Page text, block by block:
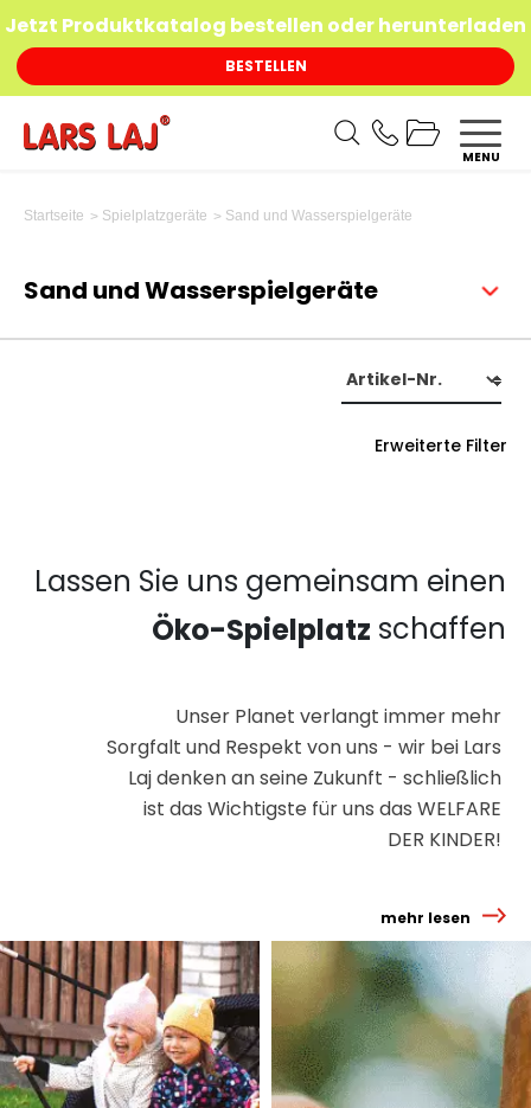
Jetzt Produktkatalog bestellen oder herunterladen
BESTELLEN
MENU
Startseite Spielplatzgeräte Sand und Wasserspielgeräte
Sand und Wasserspielgeräte
Erweiterte Filter
Lassen Sie uns gemeinsam einen
Öko-Spielplatz schaffen
Unser Planet verlangt immer mehr
Sorgfalt und Respekt von uns - wir bei Lars
Laj denken an seine Zukunft - schließlich
ist das Wichtigste für uns das WELFARE
DER KINDER!
mehr lesen